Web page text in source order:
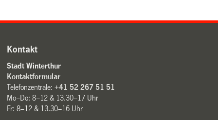
Kontakt
Stadt Winterthur
Kontaktformular
Telefonzentrale:+41 52 267 51 51
Mo–Do: 8–12 & 13.30–17 Uhr
Fr: 8–12 & 13.30–16 Uhr